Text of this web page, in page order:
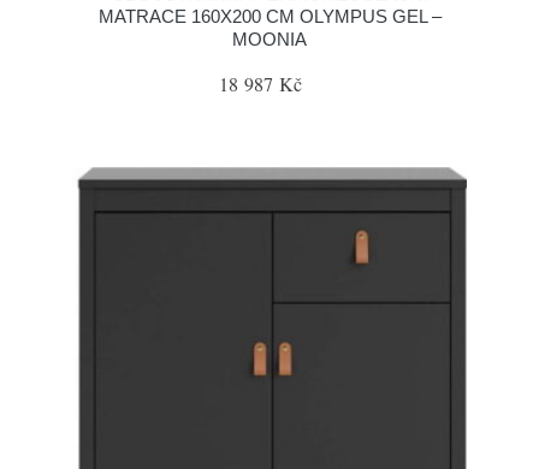
MATRACE 160X200 CM OLYMPUS GEL –
MOONIA
18 987 Kč